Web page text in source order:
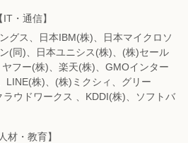
IT・通信】
グス、日本IBM(株)、日本マイクロソ
(同)、日本ユニシス(株)、(株)セール
ヤフー(株)、楽天(株)、GMOインター
株)、 (株)ミクシィ、グリー
ウドワークス 、KDDI(株)、
ソフトバ
人材・教育】